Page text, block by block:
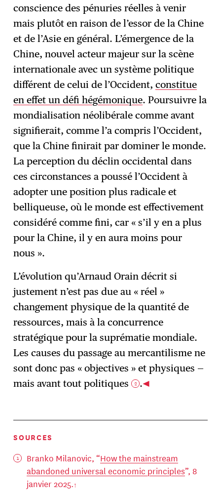
conscience des pénuries réelles à venir
mais plutôt en raison de l’essor de la Chine
et de l’Asie en général. L’émergence de la
Chine, nouvel acteur majeur sur la scène
internationale avec un système politique
différent de celui de l’Occident,constitue
en effet un défi hégémonique. Poursuivre la
mondialisation néolibérale comme avant
signifierait, comme l’a compris l’Occident,
que la Chine finirait par dominer le monde.
La perception du déclin occidental dans
ces circonstances a poussé l’Occident à
adopter une position plus radicale et
belliqueuse, où le monde est effectivement
considéré comme fini, car « s’il y en a plus
pour la Chine, il y en aura moins pour
nous ».
L’évolution qu’Arnaud Orain décrit si
justement n’est pas due au « réel »
changement physique de la quantité de
ressources, mais à la concurrence
stratégique pour la suprématie mondiale.
Les causes du passage au mercantilisme ne
sont donc pas « objectives » et physiques —
mais avant tout politiques 2 .
SOURCES
Branko Milanovic, “How the mainstream
abandoned universal economic principles”, 8
janvier 2025.